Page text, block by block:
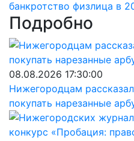
банкротство физлица в
Подробно
08.08.2026 17:30:00
Нижегородцам
покупать нарезанные